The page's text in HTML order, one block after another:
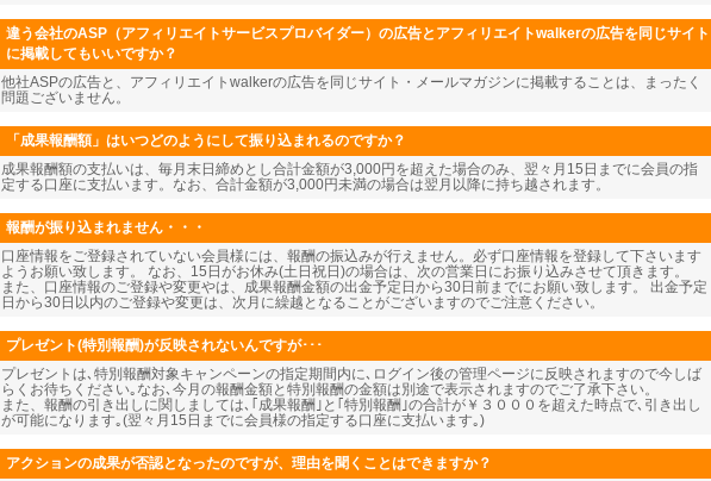
違う会社のASP（アフィリエイトサービスプロバイダー）の広告とアフィリエイトwalkerの広告を同じサイト
に掲載してもいいですか？
他社ASPの広告と、アフィリエイトwalkerの広告を同じサイト・メールマガジンに掲載することは、まったく
問題ございません。
「成果報酬額」はいつどのようにして振り込まれるのですか？
成果報酬額の支払いは、毎月末日締めとし合計金額が3,000円を超えた場合のみ、翌々月15日までに会員の指
定する口座に支払います。なお、合計金額が3,000円未満の場合は翌月以降に持ち越されます。
報酬が振り込まれません・・・
口座情報をご登録されていない会員様には、報酬の振込みが行えません。必ず口座情報を登録して下さいます
ようお願い致します。 なお、15日がお休み(土日祝日)の場合は、次の営業日にお振り込みさせて頂きます。
また、口座情報のご登録や変更やは、成果報酬金額の出金予定日から30日前までにお願い致します。 出金予定
日から30日以内のご登録や変更は、次月に繰越となることがございますのでご注意ください。
プレゼント(特別報酬)が反映されないんですが･･･
プレゼントは､特別報酬対象キャンペーンの指定期間内に､ログイン後の管理ページに反映されますので今しば
らくお待ちください｡なお､今月の報酬金額と特別報酬の金額は別途で表示されますのでご了承下さい。
また、報酬の引き出しに関しましては､｢成果報酬｣と｢特別報酬｣の合計が￥３０００を超えた時点で､引き出し
が可能になります｡(翌々月15日までに会員様の指定する口座に支払います｡)
アクションの成果が否認となったのですが、理由を聞くことはできますか？